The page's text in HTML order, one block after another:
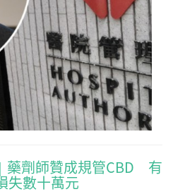
藥劑師贊成規管CBD 有
失數十萬元